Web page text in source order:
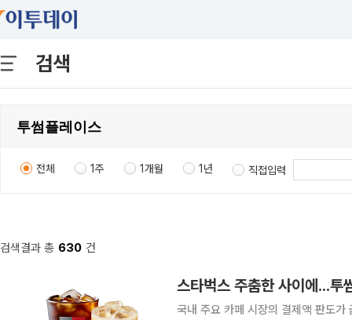
검색
전체 1주 1개월 1년 직접입력
검색결과 총 630 건
스타벅스 주춤한 사이에...투
국내 주요 카페 시장의 결제액 판도가 급격히 흔들리고 있다.